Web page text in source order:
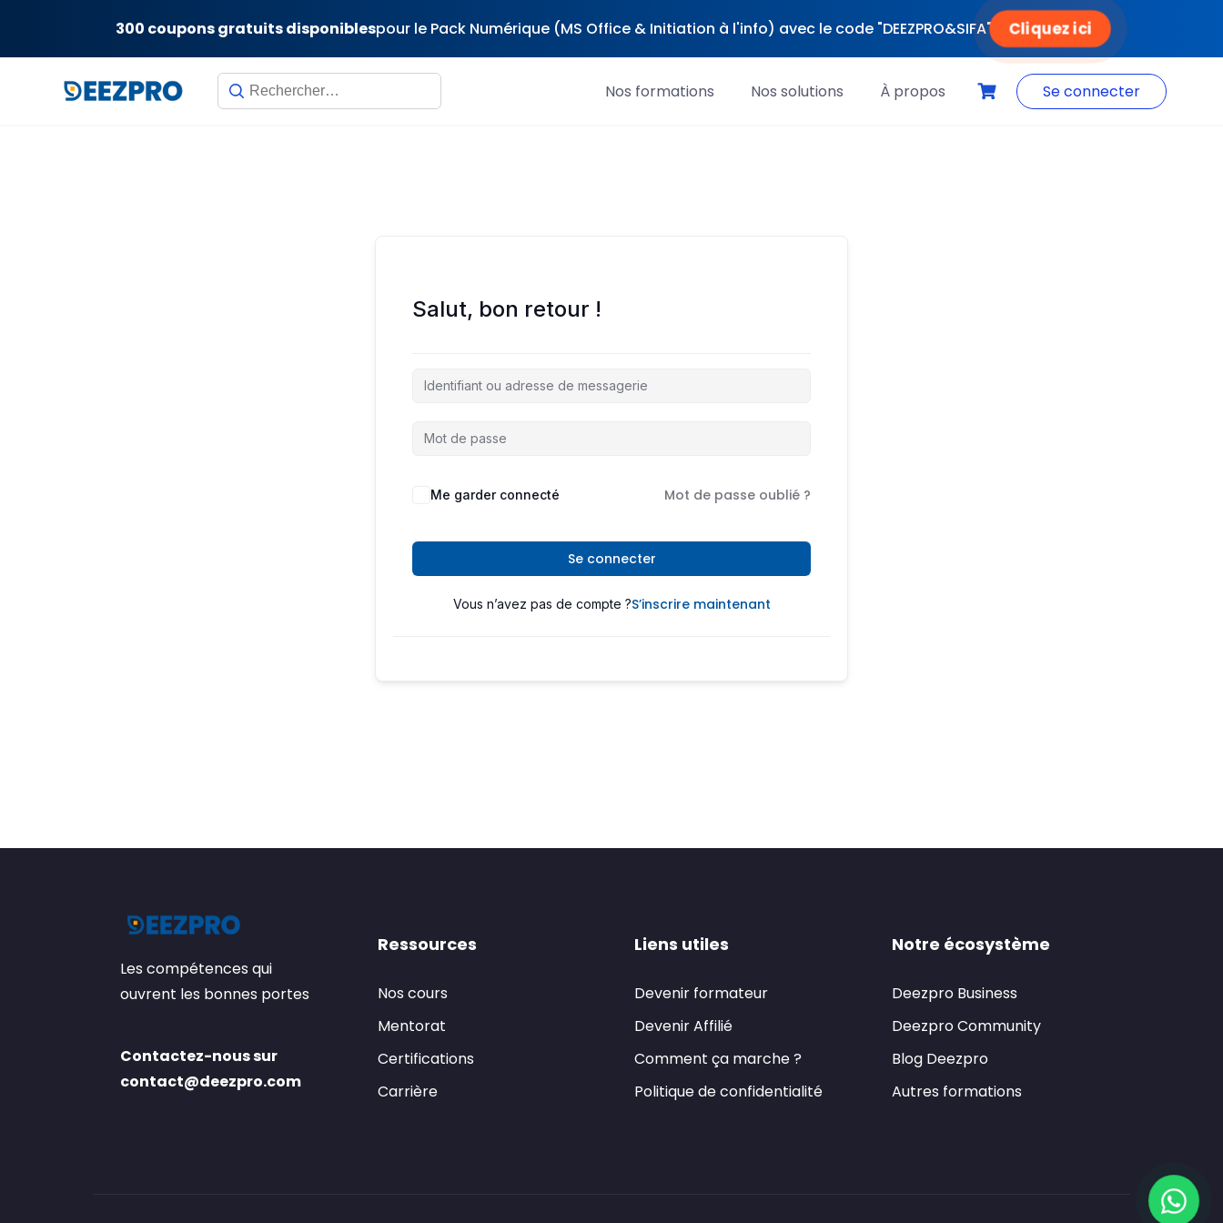
300 coupons gratuits disponiblespour le Pack Numérique (MS Office & Initiation à l'info) avec le code "DEEZPRO&SIFA" Cliquez ici
Nos formations Nos solutions À propos Se connecter
Salut, bon retour !
Me garder connecté Mot de passe oublié ?
Se connecter
Vous n’avez pas de compte ?S’inscrire maintenant
Les compétences qui
ouvrent les bonnes portes
Contactez-nous sur
contact@deezpro.com
Ressources
Nos cours
Mentorat
Certifications
Carrière
Liens utiles
Devenir formateur
Devenir Affilié
Comment ça marche ?
Politique de confidentialité
Notre écosystème
Deezpro Business
Deezpro Community
Blog Deezpro
Autres formations